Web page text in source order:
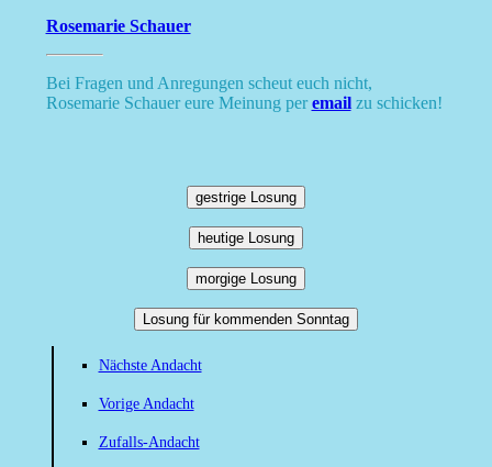
Rosemarie Schauer
Bei Fragen und Anregungen scheut euch nicht,
Rosemarie Schauer eure Meinung peremailzu schicken!
gestrige Losung
heutige Losung
morgige Losung
Losung für kommenden Sonntag
Nächste Andacht
Vorige Andacht
Zufalls-Andacht